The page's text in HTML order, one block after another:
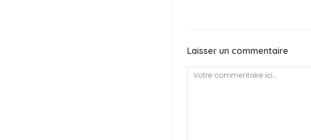
Laisser un commentaire